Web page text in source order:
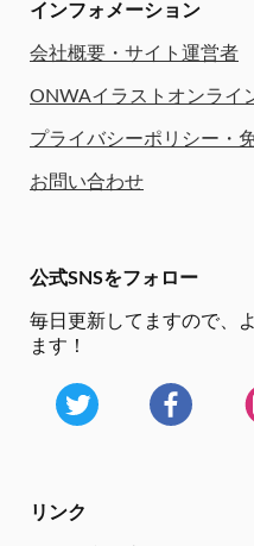
インフォメーション
会社概要・サイト運営者
ONWAイラストオンライ
プライバシーポリシー・
お問い合わせ
公式SNSをフォロー
毎日更新してますので、
ます！
リンク